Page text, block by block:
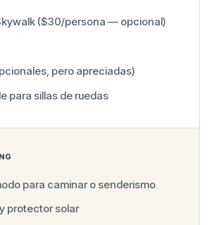
($30/persona — opcional)
pero apreciadas)
para sillas de ruedas
para caminar o senderismo
protector solar